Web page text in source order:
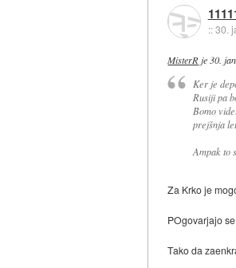
::30.
MisterR je 30.
Ker je
Rusiji pa
Bomo
prejšnja
Ampak to
Za Krko je
POgovarjajo
Tako da